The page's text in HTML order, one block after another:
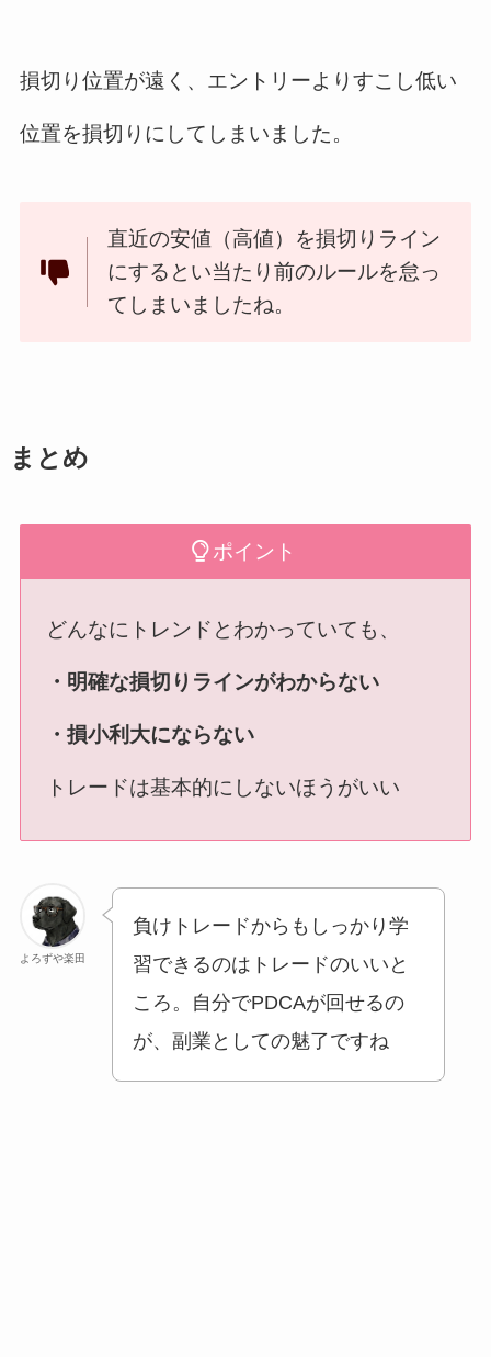
損切り位置が遠く、エントリーよりすこし低い
位置を損切りにしてしまいました。
直近の安値（高値）を損切りライン
にするとい当たり前のルールを怠っ
てしまいましたね。
まとめ
ポイント
どんなにトレンドとわかっていても、
・明確な損切りラインがわからない
・損小利大にならない
トレードは基本的にしないほうがいい
よろずや楽田
負けトレードからもしっかり学
習できるのはトレードのいいと
ころ。自分でPDCAが回せるの
が、副業としての魅了ですね